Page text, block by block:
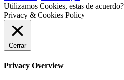
Utilizamos Cookies, estas de acuerdo?
Privacy & Cookies Policy
Cerrar
Privacy Overview